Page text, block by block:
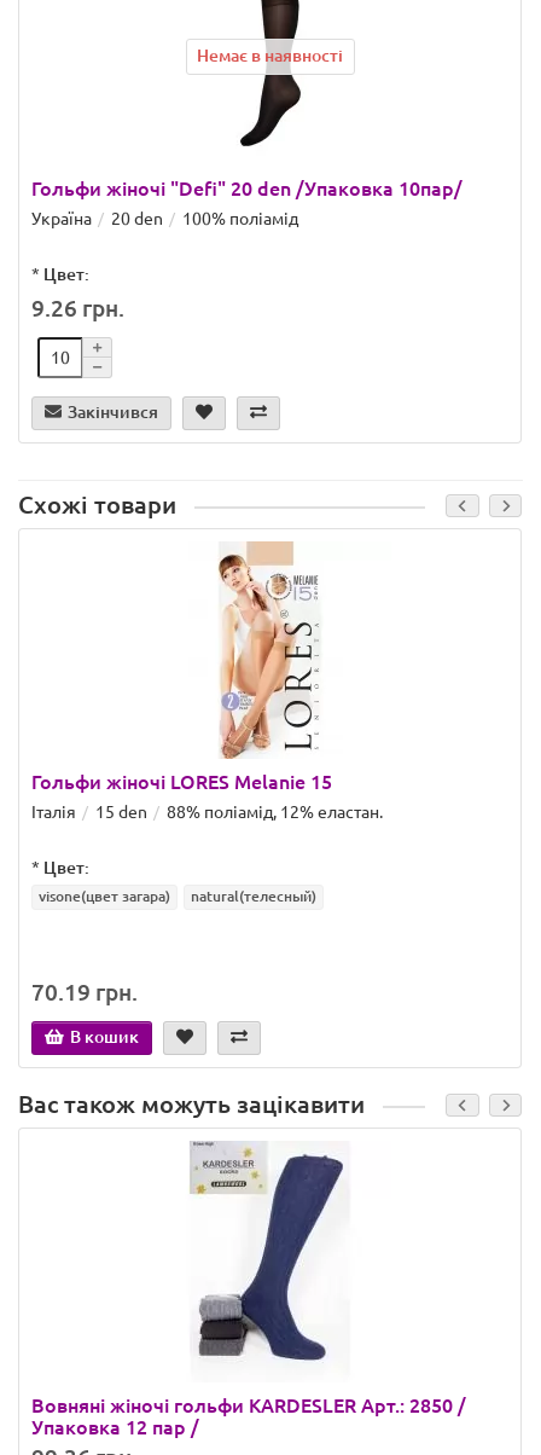
Немає в наявності
Гольфи жіночі "Defi" 20 den /Упаковка 10пар/
Україна 20 den 100% поліамід
* Цвет:
9.26 грн.
Закінчився
Схожі товари
Гольфи жіночі LORES Melanie 15
Італія 15 den 88% поліамід, 12% еластан.
* Цвет:
visone(цвет загара) natural(телесный)
70.19 грн.
В кошик
Вас також можуть зацікавити
Вовняні жіночі гольфи KARDESLER Арт.: 2850 /
Упаковка 12 пар /